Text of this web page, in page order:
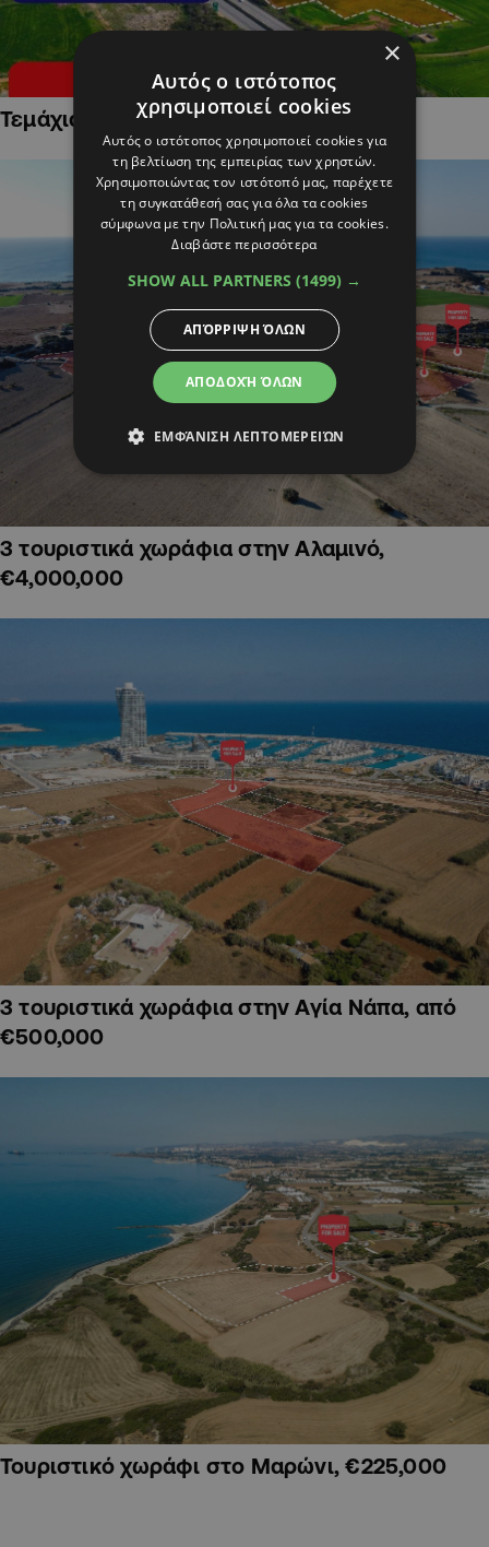
Τεμάχια Γης σε Οικιστικές Περιοχές
3 τουριστικά χωράφια στην Αλαμινό,
€4,000,000
3 τουριστικά χωράφια στην Αγία Νάπα, από
€500,000
Τουριστικό χωράφι στο Μαρώνι, €225,000
×
Αυτός ο ιστότοπος
χρησιμοποιεί cookies
Αυτός ο ιστότοπος χρησιμοποιεί cookies για
τη βελτίωση της εμπειρίας των χρηστών.
Χρησιμοποιώντας τον ιστότοπό μας, παρέχετε
τη συγκατάθεσή σας για όλα τα cookies
σύμφωνα με την Πολιτική μας για τα cookies.
Διαβάστε περισσότερα
SHOW ALL PARTNERS (1499) →
ΑΠΟΔΟΧΉ ΌΛΩΝ
ΑΠΌΡΡΙΨΗ ΌΛΩΝ
ΕΜΦΆΝΙΣΗ ΛΕΠΤΟΜΕΡΕΙΏΝ